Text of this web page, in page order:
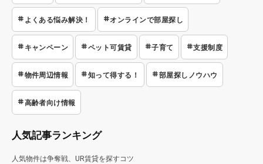
よくある悩み解決！ オンラインで部屋探し
キャンペーン ペット可賃貸 子育て 支援制度
物件周辺情報 知って得する！ 部屋探しノウハウ
高齢者向け情報
人気記事ランキング
人気物件は争奪戦、UR賃貸を探すコツ